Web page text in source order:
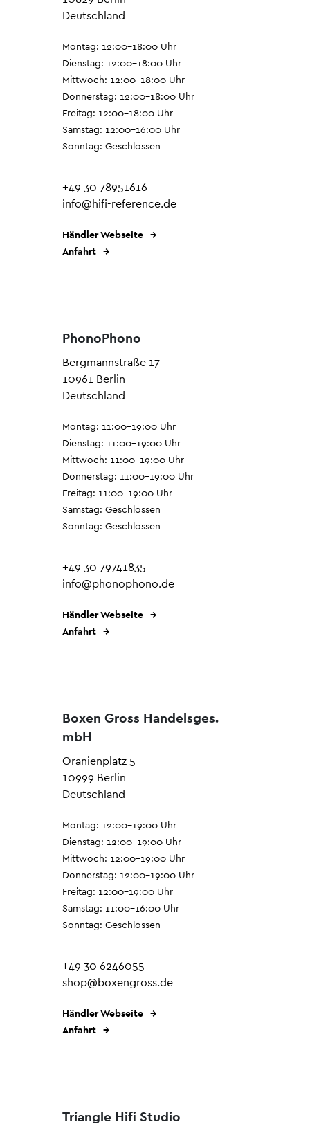
Deutschland
Montag: 12:00–18:00 Uhr
Dienstag: 12:00–18:00 Uhr
Mittwoch: 12:00–18:00 Uhr
Donnerstag: 12:00–18:00 Uhr
Freitag: 12:00–18:00 Uhr
Samstag: 12:00–16:00 Uhr
Sonntag: Geschlossen
+49 30 78951616
info@hifi-reference.de
Händler Webseite
Anfahrt
PhonoPhono
Bergmannstraße 17
10961 Berlin
Deutschland
Montag: 11:00–19:00 Uhr
Dienstag: 11:00–19:00 Uhr
Mittwoch: 11:00–19:00 Uhr
Donnerstag: 11:00–19:00 Uhr
Freitag: 11:00–19:00 Uhr
Samstag: Geschlossen
Sonntag: Geschlossen
+49 30 79741835
info@phonophono.de
Händler Webseite
Anfahrt
Boxen Gross Handelsges.
mbH
Oranienplatz 5
10999 Berlin
Deutschland
Montag: 12:00–19:00 Uhr
Dienstag: 12:00–19:00 Uhr
Mittwoch: 12:00–19:00 Uhr
Donnerstag: 12:00–19:00 Uhr
Freitag: 12:00–19:00 Uhr
Samstag: 11:00–16:00 Uhr
Sonntag: Geschlossen
+49 30 6246055
shop@boxengross.de
Händler Webseite
Anfahrt
Triangle Hifi Studio